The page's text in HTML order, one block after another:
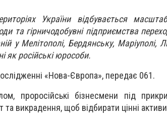
України відбувається
та гірничодобувні підприємства
у Мелітополі, Бердянську, Маріуполі,
як російські юрособи.
«Нова-Європа», передає 061.
проросійські бізнесмени під
та викрадення, щоб відбирати цінні